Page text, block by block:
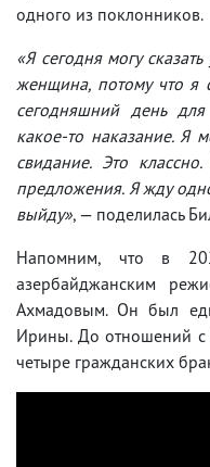
одного из поклонников.
«Я сегодня могу
женщина, потому что я
сегодняшний день
какое-то наказание. Я
свидание. Это
предложения. Я жду
выйду», — поделилась
Напомним, что в
азербайджанским
Ахмадовым. Он был
Ирины. До отношений с
четыре гражданских